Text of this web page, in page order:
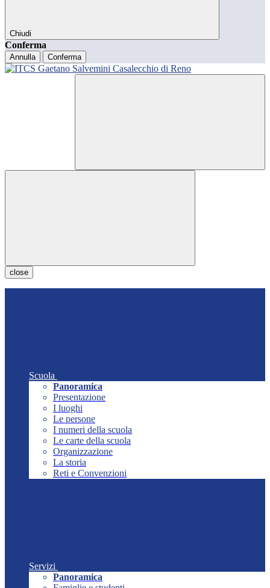
Chiudi
Conferma
Annulla Conferma
close
Scuola
Panoramica
Presentazione
I luoghi
Le persone
I numeri della scuola
Le carte della scuola
Organizzazione
La storia
Reti e Convenzioni
Servizi
Panoramica